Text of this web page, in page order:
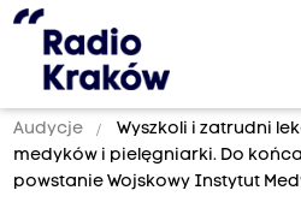
Audycje
Wyszkoli i zatrudni
medyków i pielęgniarki. Do
powstanie Wojskowy Instytut